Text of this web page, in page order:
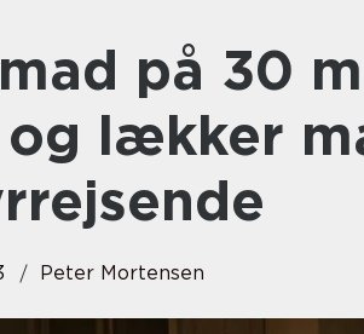
lækker
Peter Mortensen